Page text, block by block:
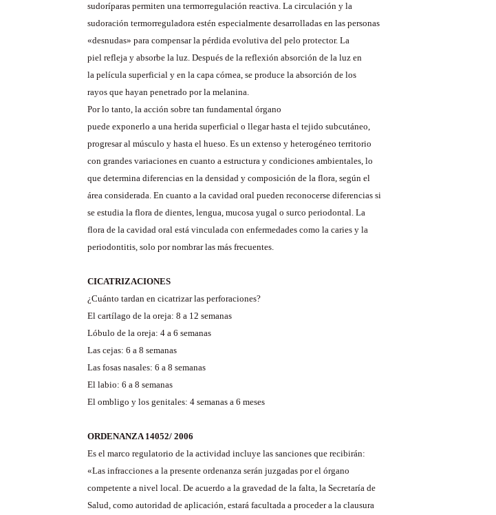
sudoríparas permiten una termorregulación reactiva. La circulación y la
sudoración termorreguladora estén especialmente desarrolladas en las personas
«desnudas» para compensar la pérdida evolutiva del pelo protector. La
piel refleja y absorbe la luz. Después de la reflexión absorción de la luz en
la película superficial y en la capa córnea, se produce la absorción de los
rayos que hayan penetrado por la melanina.
Por lo tanto, la acción sobre tan fundamental órgano
puede exponerlo a una herida superficial o llegar hasta el tejido subcutáneo,
progresar al músculo y hasta el hueso. Es un extenso y heterogéneo territorio
con grandes variaciones en cuanto a estructura y condiciones ambientales, lo
que determina diferencias en la densidad y composición de la flora, según el
área considerada. En cuanto a la cavidad oral pueden reconocerse diferencias si
se estudia la flora de dientes, lengua, mucosa yugal o surco periodontal. La
flora de la cavidad oral está vinculada con enfermedades como la caries y la
periodontitis, solo por nombrar las más frecuentes.
CICATRIZACIONES
¿Cuánto tardan en cicatrizar las perforaciones?
El cartílago de la oreja: 8 a 12 semanas
Lóbulo de la oreja: 4 a 6 semanas
Las cejas: 6 a 8 semanas
Las fosas nasales: 6 a 8 semanas
El labio: 6 a 8 semanas
El ombligo y los genitales: 4 semanas a 6 meses
ORDENANZA 14052/ 2006
Es el marco regulatorio de la actividad incluye las sanciones que recibirán:
«Las infracciones a la presente ordenanza serán juzgadas por el órgano
competente a nivel local. De acuerdo a la gravedad de la falta, la Secretaría de
Salud, como autoridad de aplicación, estará facultada a proceder a la clausura